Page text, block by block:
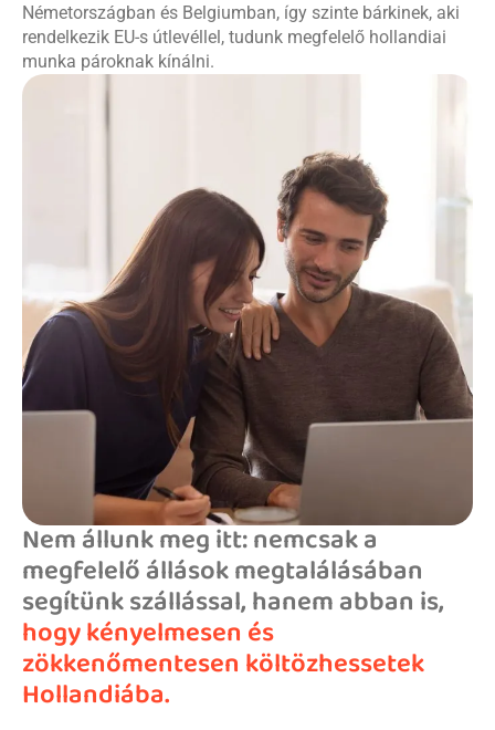
Németországban és Belgiumban, így szinte bárkinek, aki
rendelkezik EU-s útlevéllel, tudunk megfelelő hollandiai
munka pároknak kínálni.
Nem állunk meg itt: nemcsak a
megfelelő állások megtalálásában
segítünk szállással, hanem abban is,
hogy kényelmesen és
zökkenőmentesen költözhessetek
Hollandiába.